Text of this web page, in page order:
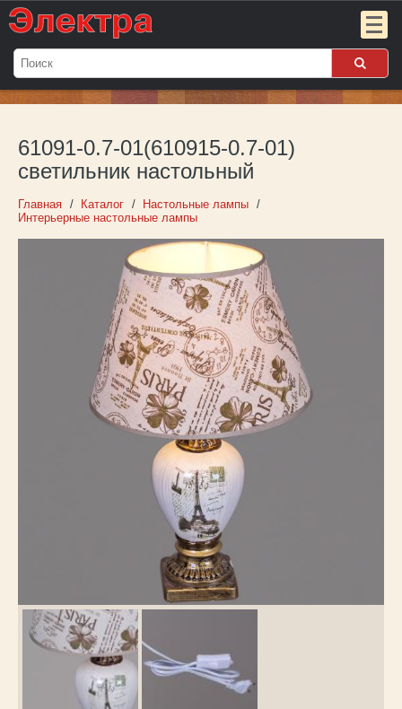
Мой
Пока
пуст
Войти
О компании
61091-0.7-01(610915-0.7-01)
светильник настольный
Главная Каталог
Настольные лампы
Интерьерные настольные лампы